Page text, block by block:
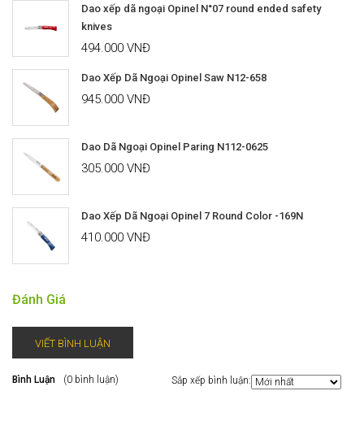
Dao xếp dã ngoại Opinel N°07 round ended safety
knives
494.000 VNĐ
Dao Xếp Dã Ngoại Opinel Saw N12-658
945.000 VNĐ
Dao Dã Ngoại Opinel Paring N112-0625
305.000 VNĐ
Dao Xếp Dã Ngoại Opinel 7 Round Color -169N
410.000 VNĐ
Đánh Giá
VIẾT BÌNH LUẬN
Bình Luận (0 bình luận) Sắp xếp bình luận: